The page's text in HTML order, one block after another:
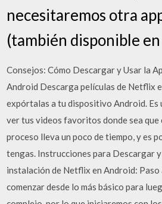
necesitaremos otra
(también disponible
Consejos: Cómo Descargar y Usar la
Android Descarga películas de Netflix
expórtalas a tu dispositivo Android. Es
ver tus videos favoritos donde sea que
proceso lleva un poco de tiempo, y es
tengas. Instrucciones para Descargar
instalación de Netflix en Android: Paso
comenzar desde lo más básico para